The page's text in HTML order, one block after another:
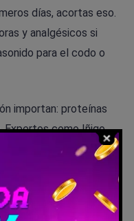
días, acortas eso.
y analgésicos si
para el codo o
importan: proteínas
Expertos como Iñigo
al 50% de
como SNP Salud
por cierto, ven
—otro plus si